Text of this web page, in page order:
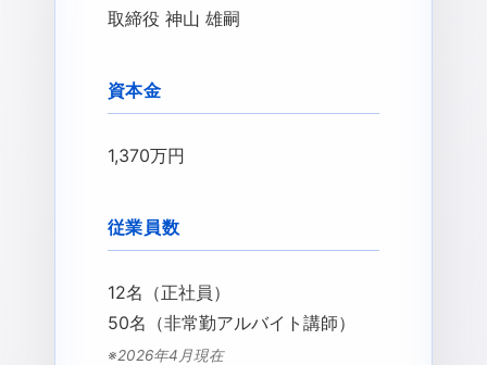
取締役 神山 雄嗣
資本金
1,370万円
従業員数
12名（正社員）
50名（非常勤アルバイト講師）
※2026年4月現在